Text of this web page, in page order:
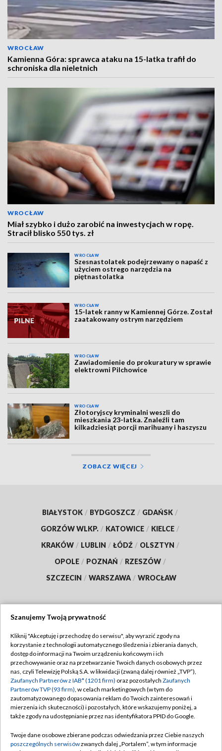
WROCŁAW
Kamienna Góra: sprawca ataku na 15-latka trafił do
schroniska dla nieletnich
WROCŁAW
Miał szybko i dużo zarobić na inwestycjach w ropę.
Stracił blisko 550 tys. zł
WROCŁAW
Szesnastolatek podejrzewany o napaść z
użyciem ostrego narzędzia na
piętnastolatka
WROCŁAW
15-latek ranny w Kamiennej Górze. Został
zaatakowany ostrym narzędziem
WROCŁAW
Zawiadomienie do prokuratury w sprawie
elektrowni Pilchowice
WROCŁAW
Złotoryjscy kryminalni weszli do
mieszkania 23-latka. Znaleźli tam
kilkadziesiąt porcji marihuany i haszyszu
ZOBACZ WIĘCEJ
BIAŁYSTOK / BYDGOSZCZ / GDAŃSK /
GORZÓW WLKP. / KATOWICE / KIELCE /
KRAKÓW / LUBLIN / ŁÓDŹ / OLSZTYN /
OPOLE / POZNAŃ / RZESZÓW /
SZCZECIN / WARSZAWA / WROCŁAW
TVP
Abonament TVP
Emisja w TVP
Centrum informacji TVP
Naziemna Telewizja Cyfrowa
Rada Programowa
Regulamin TVP
Polityka prywatności
Moje zgody
Pomoc
Kontakt
Szanujemy Twoją prywatność
Kliknij "Akceptuję i przechodzę do serwisu", aby wyrazić zgody na
korzystanie z technologii automatycznego śledzenia i zbierania danych,
dostęp do informacji na Twoim urządzeniu końcowym i ich
przechowywanie oraz na przetwarzanie Twoich danych osobowych przez
nas, czyli Telewizję Polską S.A. w likwidacji (zwaną dalej również „TVP”),
Zaufanych Partnerów z IAB* (1201 firm) oraz pozostałych Zaufanych
Partnerów TVP (93 firm), w celach marketingowych (w tym do
zautomatyzowanego dopasowania reklam do Twoich zainteresowań i
mierzenia ich skuteczności) i pozostałych, które wskazujemy poniżej, a
także zgody na udostępnianie przez nas identyfikatora PPID do Google.
Twoje dane osobowe zbierane podczas odwiedzania przez Ciebie naszych
poszczególnych serwisówzwanych dalej „Portalem”, w tym informacje